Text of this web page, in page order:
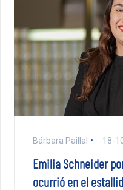
Bárbara Paillal 18-
Emilia Schneider
ocurrió en el